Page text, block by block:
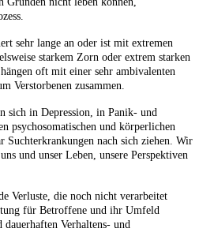
sehr lange an oder ist mit extremen
starkem Zorn oder extrem starken
oft mit einer sehr ambivalenten
Verstorbenen zusammen.
sich in Depression, in Panik- und
psychosomatischen und körperlichen
Suchterkrankungen nach sich ziehen. Wir
und unser Leben, unsere Perspektiven
Verluste, die noch nicht verarbeitet
für Betroffene und ihr Umfeld
dauerhaften Verhaltens- und